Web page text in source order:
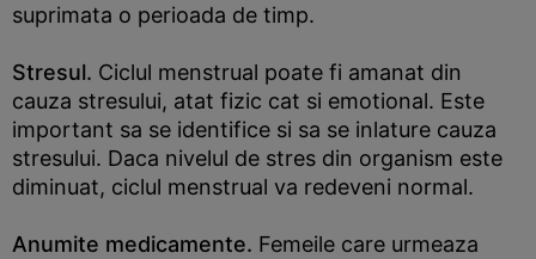
suprimata o perioada de timp.
Stresul. Ciclul menstrual poate fi amanat din
cauza stresului, atat fizic cat si emotional. Este
important sa se identifice si sa se inlature cauza
stresului. Daca nivelul de stres din organism este
diminuat, ciclul menstrual va redeveni normal.
Anumite medicamente. Femeile care urmeaza